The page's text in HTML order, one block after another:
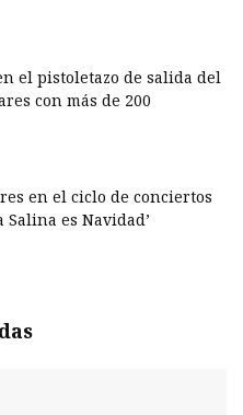
el pistoletazo de salida del
con más de 200
en el ciclo de conciertos
Salina es Navidad’